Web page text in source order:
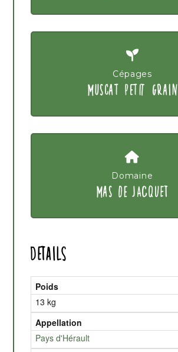
Cépages
MUSCAT PETIT GRAIN
Domaine
MAS DE JACQUET
Details
Poids
13 kg
Appellation
Pays d'Hérault